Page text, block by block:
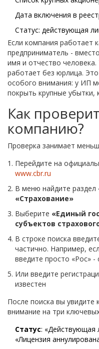
Дата включения в
Статус: действующая
Если компания работает
предприниматель -
имя и отчество
работает без юрлица.
особого внимания: у ИП
покрыть крупные убытки,
Как
компанию?
Проверка занимает
Перейдите на
www.cbr.ru
В меню найдите раздел
«Страхование»
Выберите «Единый
субъектов
В строке поиска
частично. Например,
введите просто «Рос»
Или введите
известен
После поиска вы увидите
внимание на три
Статус: «Действующая
«Лицензия